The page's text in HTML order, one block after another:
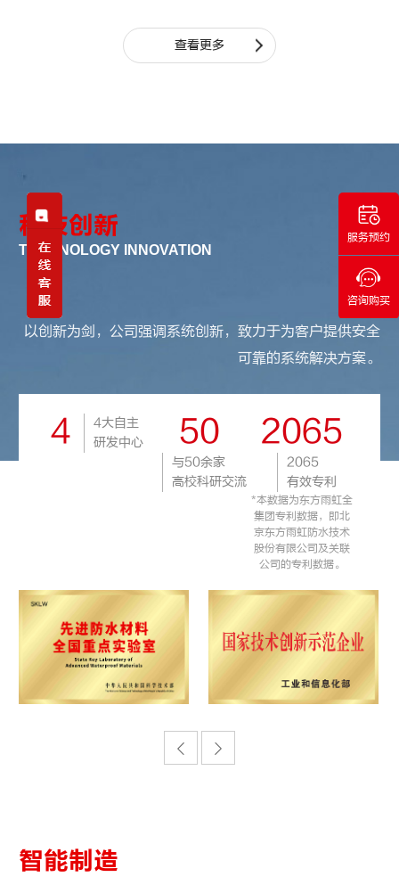
查看更多
科技创新
TECHNOLOGY INNOVATION
以创新为剑，公司强调系统创新，致力于为客户提供安全
可靠的系统解决方案。
4
4大自主
研发中心
50
与50余家
高校科研交流
2065
2065
有效专利
*本数据为东方雨虹全
集团专利数据，即北
京东方雨虹防水技术
股份有限公司及关联
公司的专利数据。
 
智能制造
服务预约
咨询购买